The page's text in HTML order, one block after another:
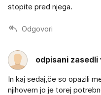
stopite pred njega.
Odgovori
odpisani zasedli
In kaj sedaj,če so opazili
njihovem jo je torej